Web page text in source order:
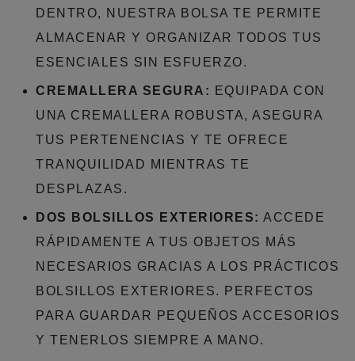
DENTRO, NUESTRA BOLSA TE PERMITE
ALMACENAR Y ORGANIZAR TODOS TUS
ESENCIALES SIN ESFUERZO.
CREMALLERA SEGURA:
EQUIPADA CON
UNA CREMALLERA ROBUSTA, ASEGURA
TUS PERTENENCIAS Y TE OFRECE
TRANQUILIDAD MIENTRAS TE
DESPLAZAS.
DOS BOLSILLOS EXTERIORES: ACCEDE
RÁPIDAMENTE A TUS OBJETOS MÁS
NECESARIOS GRACIAS A LOS PRÁCTICOS
BOLSILLOS EXTERIORES. PERFECTOS
PARA GUARDAR PEQUEÑOS ACCESORIOS
Y TENERLOS SIEMPRE A MANO.